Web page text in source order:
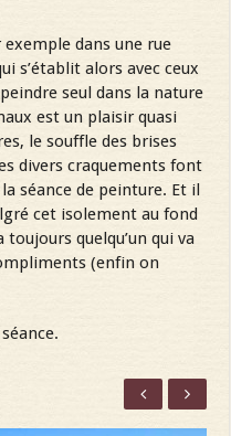
exemple dans une rue
s’établit alors avec ceux
seul dans la nature
est un plaisir quasi
le souffle des brises
divers craquements font
séance de peinture. Et il
cet isolement au fond
quelqu’un qui va
(enfin on